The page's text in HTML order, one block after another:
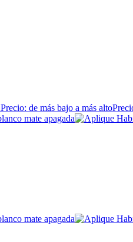
Precio: de más bajo a más alto